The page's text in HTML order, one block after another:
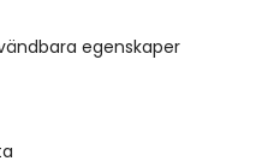
egenskaper